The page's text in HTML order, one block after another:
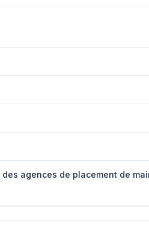
des agences de placement de